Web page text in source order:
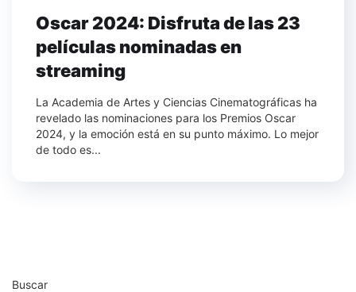
Oscar 2024: Disfruta de las 23
películas nominadas en
streaming
La Academia de Artes y Ciencias Cinematográficas ha
revelado las nominaciones para los Premios Oscar
2024, y la emoción está en su punto máximo. Lo mejor
de todo es...
Buscar